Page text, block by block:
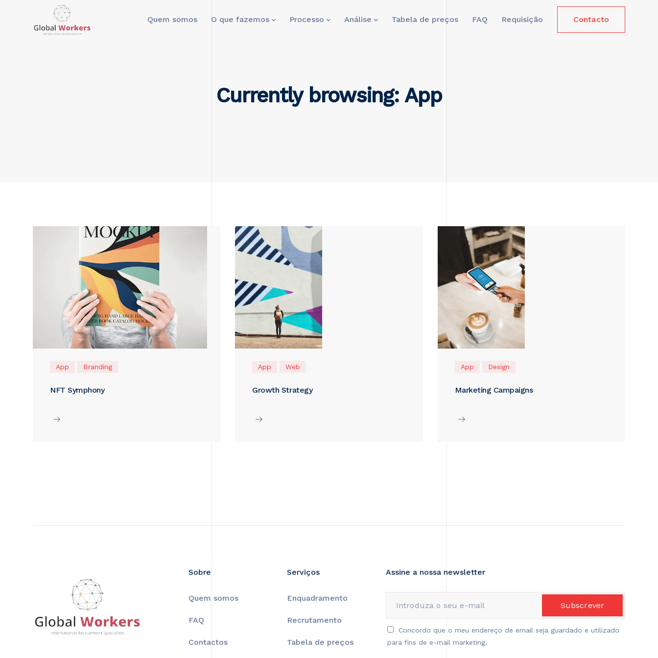
Quem somos O que fazemos Processo Análise Tabela de preços FAQ Requisição Contacto
Currently browsing: App
App Branding
NFT Symphony
App Web
Growth Strategy
App Design
Marketing Campaigns
Sobre
Quem somos
FAQ
Contactos
Serviços
Enquadramento
Recrutamento
Tabela de preços
Assine a nossa newsletter
Concordo que o meu endereço de email seja guardado e utilizado
para fins de e-mail marketing.